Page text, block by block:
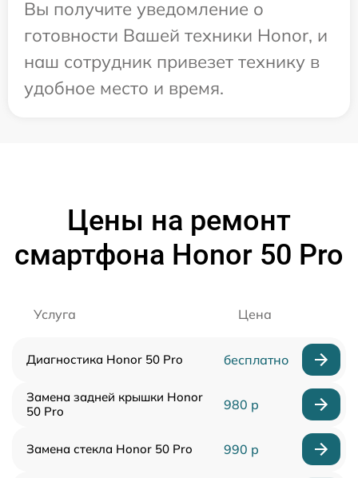
Вы получите уведомление о
готовности Вашей техники Honor, и
наш сотрудник привезет технику в
удобное место и время.
Цены на ремонт
смартфона Honor 50 Pro
Услуга Цена
Диагностика Honor 50 Pro бесплатно
Замена задней крышки Honor
50 Pro
980 р
Замена стекла Honor 50 Pro 990 р